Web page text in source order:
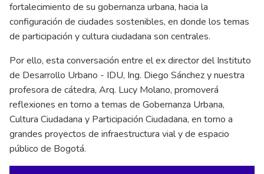
fortalecimiento de su gobernanza urbana, hacia la
configuración de ciudades sostenibles, en donde los temas
de participación y cultura ciudadana son centrales.
Por ello, esta conversación entre el ex director del Instituto
de Desarrollo Urbano - IDU, Ing. Diego Sánchez y nuestra
profesora de cátedra, Arq. Lucy Molano, promoverá
reflexiones en torno a temas de Gobernanza Urbana,
Cultura Ciudadana y Participación Ciudadana, en torno a
grandes proyectos de infraestructura vial y de espacio
público de Bogotá.